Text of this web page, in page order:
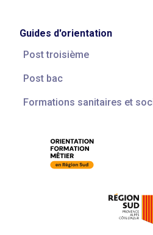
Guides d'orientation
Post troisième
Post bac
Formations sanitaires et